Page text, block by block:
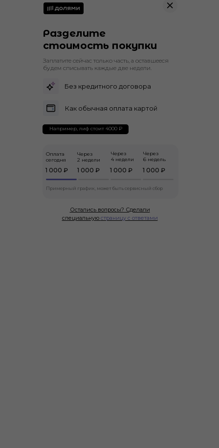
Через
6 недель
1 000 ₽
Через
4 недели
1 000 ₽
Через
2 недели
1 000 ₽
Примерный график, может быть сервисный сбор
Оплата
сегодня
1 000 ₽
Остались вопросы? Сделали
специальную страницу с ответами
Как обычная оплата картой
Без кредитного договора
Заплатите сейчас только часть, а оставшееся
будем списывать каждые две недели.
Разделите
стоимость покупки
Например, лиф стоит 4000 ₽